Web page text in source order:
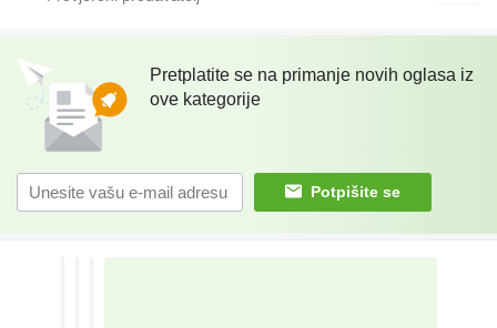
Pretplatite se na primanje novih oglasa iz
ove kategorije
Potpišite se